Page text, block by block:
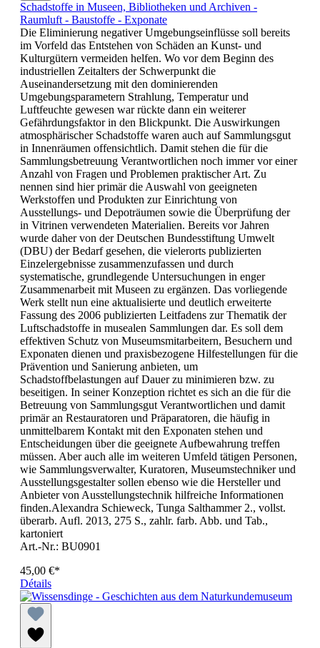
Schadstoffe in Museen, Bibliotheken und Archiven -
Raumluft - Baustoffe - Exponate
Die Eliminierung negativer Umgebungseinflüsse soll bereits
im Vorfeld das Entstehen von Schäden an Kunst- und
Kulturgütern vermeiden helfen. Wo vor dem Beginn des
industriellen Zeitalters der Schwerpunkt die
Auseinandersetzung mit den dominierenden
Umgebungsparametern Strahlung, Temperatur und
Luftfeuchte gewesen war rückte dann ein weiterer
Gefährdungsfaktor in den Blickpunkt. Die Auswirkungen
atmosphärischer Schadstoffe waren auch auf Sammlungsgut
in Innenräumen offensichtlich. Damit stehen die für die
Sammlungsbetreuung Verantwortlichen noch immer vor einer
Anzahl von Fragen und Problemen praktischer Art. Zu
nennen sind hier primär die Auswahl von geeigneten
Werkstoffen und Produkten zur Einrichtung von
Ausstellungs- und Depoträumen sowie die Überprüfung der
in Vitrinen verwendeten Materialien. Bereits vor Jahren
wurde daher von der Deutschen Bundesstiftung Umwelt
(DBU) der Bedarf gesehen, die vielerorts publizierten
Einzelergebnisse zusammenzufassen und durch
systematische, grundlegende Untersuchungen in enger
Zusammenarbeit mit Museen zu ergänzen. Das vorliegende
Werk stellt nun eine aktualisierte und deutlich erweiterte
Fassung des 2006 publizierten Leitfadens zur Thematik der
Luftschadstoffe in musealen Sammlungen dar. Es soll dem
effektiven Schutz von Museumsmitarbeitern, Besuchern und
Exponaten dienen und praxisbezogene Hilfestellungen für die
Prävention und Sanierung anbieten, um
Schadstoffbelastungen auf Dauer zu minimieren bzw. zu
beseitigen. In seiner Konzeption richtet es sich an die für die
Betreuung von Sammlungsgut Verantwortlichen und damit
primär an Restauratoren und Präparatoren, die häufig in
unmittelbarem Kontakt mit den Exponaten stehen und
Entscheidungen über die geeignete Aufbewahrung treffen
müssen. Aber auch alle im weiteren Umfeld tätigen Personen,
wie Sammlungsverwalter, Kuratoren, Museumstechniker und
Ausstellungsgestalter sollen ebenso wie die Hersteller und
Anbieter von Ausstellungstechnik hilfreiche Informationen
finden.Alexandra Schieweck, Tunga Salthammer 2., vollst.
überarb. Aufl. 2013, 275 S., zahlr. farb. Abb. und Tab.,
kartoniert
Art.-Nr.: BU0901
45,00 €*
Détails